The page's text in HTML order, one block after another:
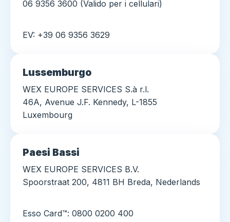
06 9356 3600 (Valido per i cellulari)
EV: +39 06 9356 3629
Lussemburgo
WEX EUROPE SERVICES S.à r.l.
46A, Avenue J.F. Kennedy, L-1855
Luxembourg
Paesi Bassi
WEX EUROPE SERVICES B.V.
Spoorstraat 200, 4811 BH Breda, Nederlands
Esso Card™: 0800 0200 400